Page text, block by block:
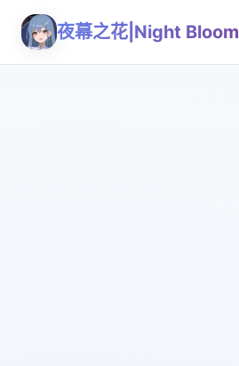
夜幕之花|Night Bloom